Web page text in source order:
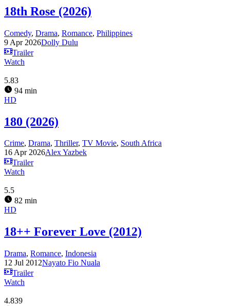
18th Rose (2026)
Comedy, Drama, Romance, Philippines
9 Apr 2026Dolly Dulu
Trailer
Watch
5.83
94 min
HD
180 (2026)
Crime, Drama, Thriller, TV Movie, South Africa
16 Apr 2026Alex Yazbek
Trailer
Watch
5.5
82 min
HD
18++ Forever Love (2012)
Drama, Romance, Indonesia
12 Jul 2012Nayato Fio Nuala
Trailer
Watch
4.839